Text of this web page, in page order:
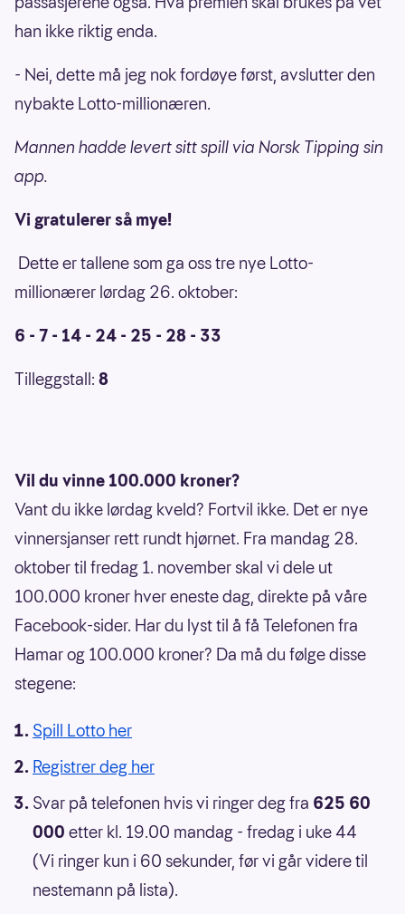
han ikke riktig enda.
- Nei, dette må jeg nok fordøye først, avslutter den
nybakte Lotto-millionæren.
Mannen hadde levert sitt spill via Norsk Tipping sin
app.
Vi gratulerer så mye!
Dette er tallene som ga oss tre nye Lotto-
millionærer lørdag 26. oktober:
6 - 7 - 14 - 24 - 25 - 28 - 33
Tilleggstall: 8
Vil du vinne 100.000 kroner?
Vant du ikke lørdag kveld? Fortvil ikke. Det er nye
vinnersjanser rett rundt hjørnet. Fra mandag 28.
oktober til fredag 1. november skal vi dele ut
100.000 kroner hver eneste dag, direkte på våre
Facebook-sider. Har du lyst til å få Telefonen fra
Hamar og 100.000 kroner? Da må du følge disse
stegene:
Spill Lotto her
Registrer deg her
Svar på telefonen hvis vi ringer deg fra 625 60
000 etter kl. 19.00 mandag - fredag i uke 44
(Vi ringer kun i 60 sekunder, før vi går videre til
nestemann på lista).